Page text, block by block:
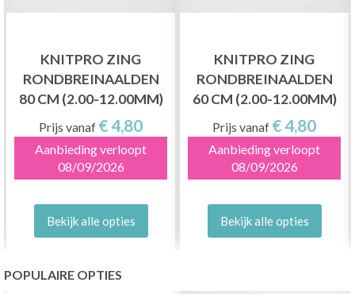
KNITPRO ZING
RONDBREINAALDEN
80 CM (2.00-12.00MM)
Prijs vanaf € 4,80
Aanbieding verloopt
08/09/2026
Bekijk alle opties
KNITPRO ZING
RONDBREINAALDEN
60 CM (2.00-12.00MM)
Prijs vanaf € 4,80
Aanbieding verloopt
08/09/2026
Bekijk alle opties
POPULAIRE OPTIES